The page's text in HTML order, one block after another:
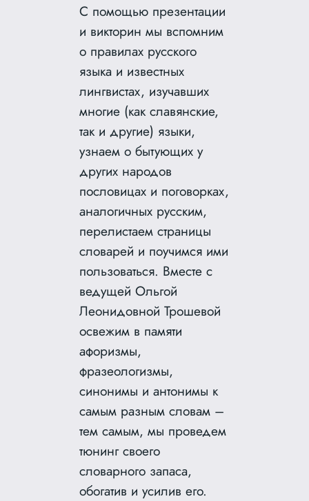
С помощью презентации
и викторин мы вспомним
о правилах русского
языка и известных
лингвистах, изучавших
многие (как славянские,
так и другие) языки,
узнаем о бытующих у
других народов
пословицах и поговорках,
аналогичных русским,
перелистаем страницы
словарей и поучимся ими
пользоваться. Вместе с
ведущей Ольгой
Леонидовной Трошевой
освежим в памяти
афоризмы,
фразеологизмы,
синонимы и антонимы к
самым разным словам –
тем самым, мы проведем
тюнинг своего
словарного запаса,
обогатив и усилив его.